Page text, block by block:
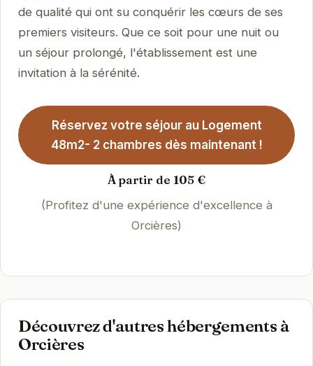
de qualité qui ont su conquérir les cœurs de ses
premiers visiteurs. Que ce soit pour une nuit ou
un séjour prolongé, l'établissement est une
invitation à la sérénité.
Réservez votre séjour au Logement
48m2- 2 chambres dès maintenant !
À partir de 105 €
(Profitez d'une expérience d'excellence à
Orcières)
Découvrez d'autres hébergements à
Orcières